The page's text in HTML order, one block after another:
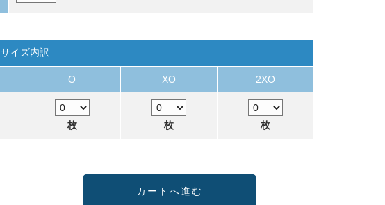
サイズ内訳
O XO 2XO
枚 枚 枚